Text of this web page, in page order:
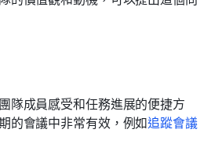
隊成員感受和任務進展的便捷方
的會議中非常有效，例如追蹤會議